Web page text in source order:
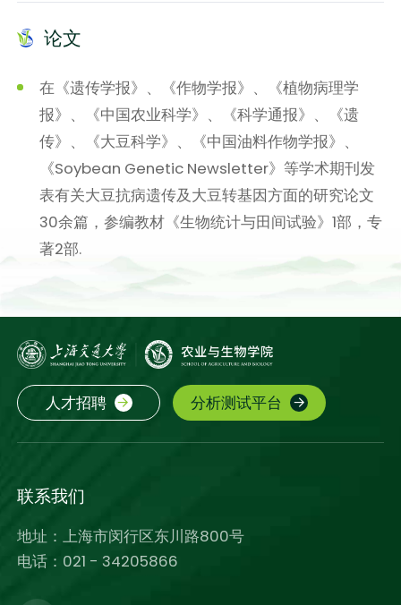
论文
在《遗传学报》、《作物学报》、《植物病理学
报》、《中国农业科学》、《科学通报》、《遗
传》、《大豆科学》、《中国油料作物学报》、
《Soybean Genetic Newsletter》等学术期刊发
表有关大豆抗病遗传及大豆转基因方面的研究论文
30余篇，参编教材《生物统计与田间试验》1部，专
著2部.
人才招聘 分析测试平台
联系我们
地址：上海市闵行区东川路800号
电话：021 - 34205866